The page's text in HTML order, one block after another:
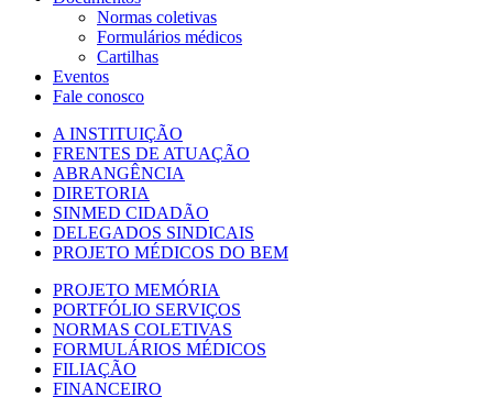
Normas coletivas
Formulários médicos
Cartilhas
Eventos
Fale conosco
A INSTITUIÇÃO
FRENTES DE ATUAÇÃO
ABRANGÊNCIA
DIRETORIA
SINMED CIDADÃO
DELEGADOS SINDICAIS
PROJETO MÉDICOS DO BEM
PROJETO MEMÓRIA
PORTFÓLIO SERVIÇOS
NORMAS COLETIVAS
FORMULÁRIOS MÉDICOS
FILIAÇÃO
FINANCEIRO